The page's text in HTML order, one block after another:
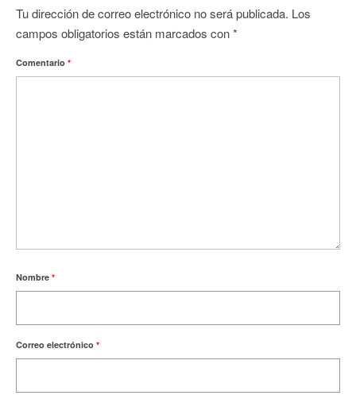
Tu dirección de correo electrónico no será publicada. Los
campos obligatorios están marcados con*
Comentario *
Nombre *
Correo electrónico *